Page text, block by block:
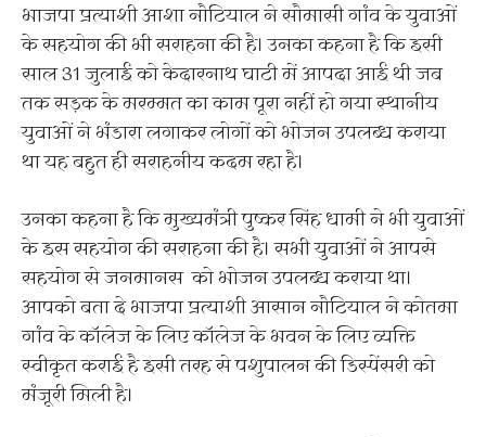
भाजपा प्रत्याशी आशा नौटियाल ने सौमासी गांव के युवाओं
के सहयोग की भी सराहना की है। उनका कहना है कि इसी
साल 31 जुलाई को केदारनाथ घाटी में आपदा आई थी जब
तक सड़क के मरम्मत का काम पूरा नहीं हो गया स्थानीय
युवाओं ने भंडारा लगाकर लोगों को भोजन उपलब्ध कराया
था यह बहुत ही सराहनीय कदम रहा है।
उनका कहना है कि मुख्यमंत्री पुष्कर सिंह धामी ने भी युवाओं
के इस सहयोग की सराहना की है। सभी युवाओं ने आपसे
सहयोग से जनमानस को भोजन उपलब्ध कराया था।
आपको बता दे भाजपा प्रत्याशी आसान नौटियाल ने कोतमा
गांव के कॉलेज के लिए कॉलेज के भवन के लिए व्यक्ति
स्वीकृत कराई है इसी तरह से पशुपालन की डिस्पेंसरी को
मंजूरी मिली है।